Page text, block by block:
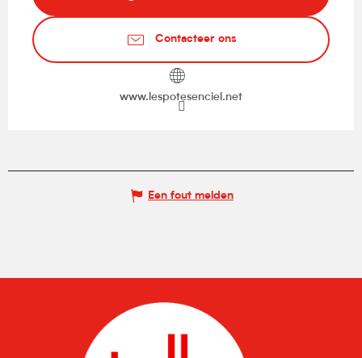
Contacteer ons
www.lespotesenciel.net
Een fout melden